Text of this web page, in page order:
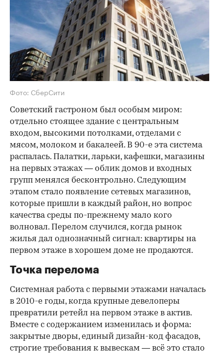
Фото: СберСити
Советский гастроном был особым миром:
отдельно стоящее здание с центральным
входом, высокими потолками, отделами с
мясом, молоком и бакалеей. В 90-е эта система
распалась. Палатки, ларьки, кафешки, магазины
на первых этажах — облик домов и входных
групп менялся бесконтрольно. Следующим
этапом стало появление сетевых магазинов,
которые пришли в каждый район, но вопрос
качества среды по-прежнему мало кого
волновал. Перелом случился, когда рынок
жилья дал однозначный сигнал: квартиры на
первом этаже в хорошем доме не продаются.
Точка перелома
Системная работа с первыми этажами началась
в 2010-е годы, когда крупные девелоперы
превратили ретейл на первом этаже в актив.
Вместе с содержанием изменилась и форма:
закрытые дворы, единый дизайн-код фасадов,
строгие требования к вывескам — всё это стало